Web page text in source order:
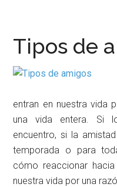
Tipos de
entran en nuestra vida
una vida entera. Si
encuentro, si la
temporada o para
cómo reaccionar
nuestra vida por una